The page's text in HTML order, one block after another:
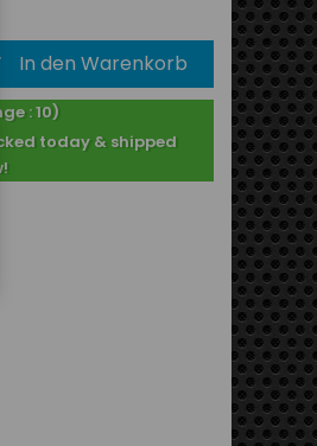
In den Warenkorb
: 10)
today & shipped